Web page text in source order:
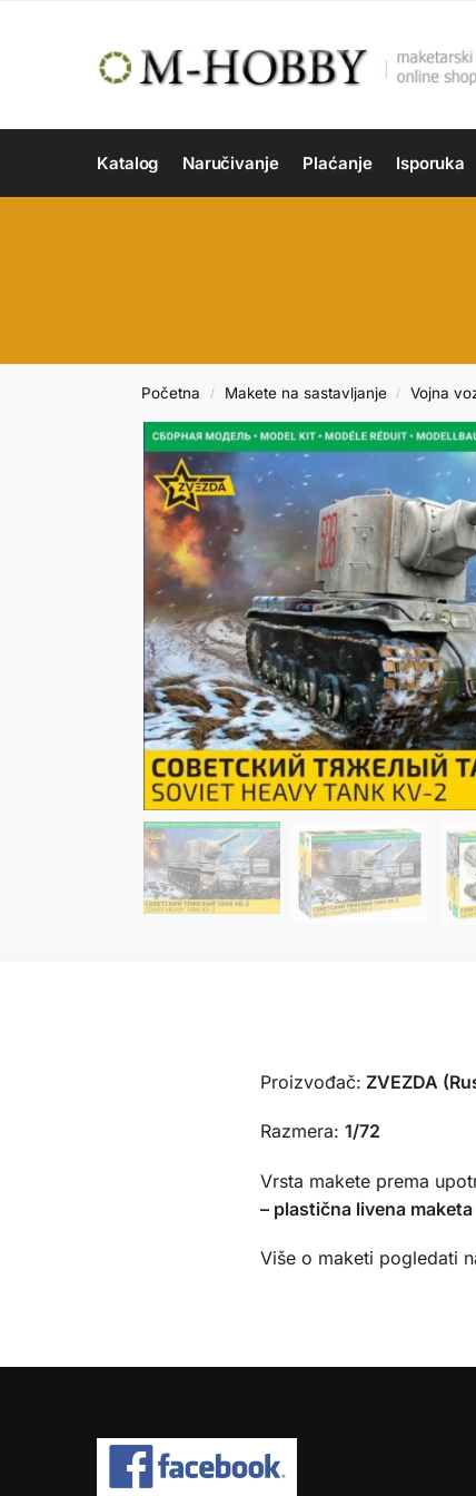
Katalog Naručivanje Plaćanje Isporuka
Početna / Makete na sastavljanje / Vojna
Proizvođač: ZVEZDA
Razmera: 1/72
Vrsta makete prema
– plastična livena maketa
Više o maketi pogledati